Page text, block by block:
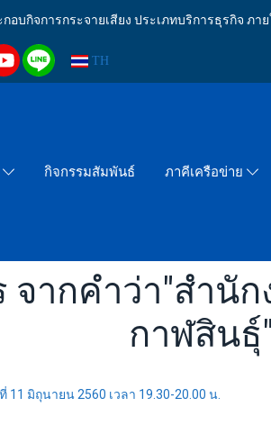
บกิจการกระจายเสียง ประเภทบริการธุรกิจ
TH
กิจกรรมสัมพันธ์ ภาคีเครือข่าย
จากคำว่า"สำนั
กาฬสินธุ์"
11 มิถุนายน 2560 เวลา 19.30-20.00 น.